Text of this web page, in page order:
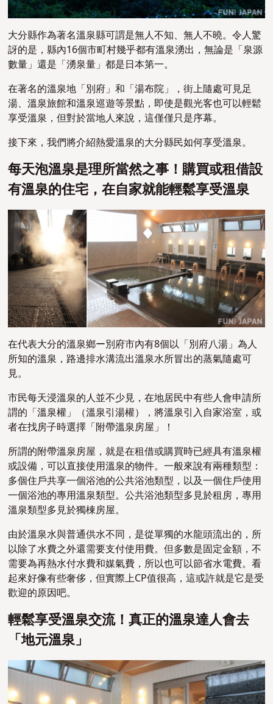
大分縣作為著名溫泉縣可謂是無人不知、無人不曉。令人驚
訝的是，縣內16個市町村幾乎都有溫泉湧出，無論是「泉源
數量」還是「湧泉量」都是日本第一。
在著名的溫泉地「別府」和「湯布院」，街上隨處可見足
湯、溫泉旅館和溫泉巡遊等景點，即使是觀光客也可以輕鬆
享受溫泉，但對於當地人來說，這僅僅只是序幕。
接下來，我們將介紹熱愛溫泉的大分縣民如何享受溫泉。
每天泡溫泉是理所當然之事！購買或租借設
有溫泉的住宅，在自家就能輕鬆享受溫泉
在代表大分的溫泉鄉ー別府市內有8個以「別府八湯」為人
所知的溫泉，路邊排水溝流出溫泉水所冒出的蒸氣隨處可
見。
市民每天浸溫泉的人並不少見，在地居民中有些人會申請所
謂的「溫泉權」（溫泉引湯權），將溫泉引入自家浴室，或
者在找房子時選擇「附帶溫泉房屋」！
所謂的附帶溫泉房屋，就是在租借或購買時已經具有溫泉權
或設備，可以直接使用溫泉的物件。一般來說有兩種類型：
多個住戶共享一個浴池的公共浴池類型，以及一個住戶使用
一個浴池的專用溫泉類型。公共浴池類型多見於租房，專用
溫泉類型多見於獨棟房屋。
由於溫泉水與普通供水不同，是從單獨的水龍頭流出的，所
以除了水費之外還需要支付使用費。但多數是固定金額，不
需要為再熱水付水費和媒氣費，所以也可以節省水電費。看
起來好像有些奢侈，但實際上CP值很高，這或許就是它是受
歡迎的原因吧。
輕鬆享受溫泉交流！真正的溫泉達人會去
「地元溫泉」